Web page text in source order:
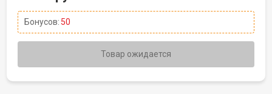
Бонусов: 50
Товар ожидается